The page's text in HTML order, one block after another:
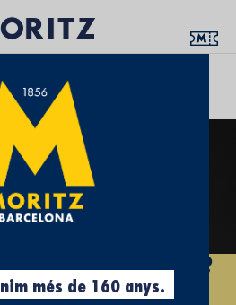
A LA CERVESA?
més de 160 anys.